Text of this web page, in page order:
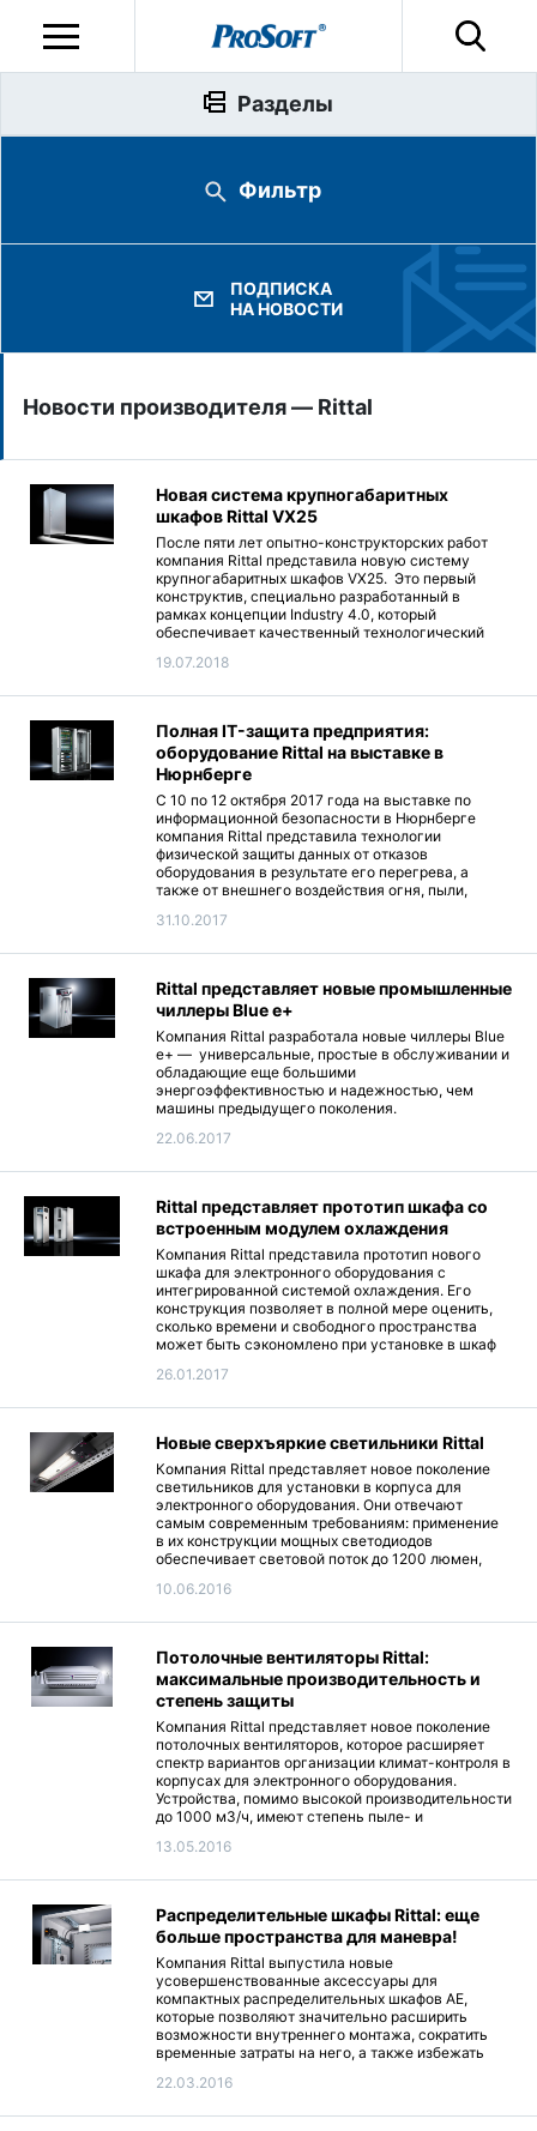
Новости производителя — Rittal
Новая система крупногабаритных
шкафов Rittal VX25
После пяти лет опытно-конструкторских работ
компания Rittal представила новую систему
крупногабаритных шкафов VX25. Это первый
конструктив, специально разработанный в
рамках концепции Industry 4.0, который
обеспечивает качественный технологический
и производства за счет стопроцентного
19.07.2018
Полная IT-защита предприятия:
оборудование Rittal на выставке в
Нюрнберге
С 10 по 12 октября 2017 года на выставке по
информационной безопасности в Нюрнберге
компания Rittal представила технологии
физической защиты данных от отказов
оборудования в результате его перегрева, а
также от внешнего воздействия огня, пыли,
излучений и несанкционированного доступа
31.10.2017
Rittal представляет новые промышленные
чиллеры Blue e+
Компания Rittal разработала новые чиллеры Blue
e+ — универсальные, простые в обслуживании и
обладающие еще большими
энергоэффективностью и надежностью, чем
машины предыдущего поколения.
22.06.2017
Rittal представляет прототип шкафа со
встроенным модулем охлаждения
Компания Rittal представила прототип нового
шкафа для электронного оборудования с
интегрированной системой охлаждения. Его
конструкция позволяет в полной мере оценить,
сколько времени и свободного пространства
может быть сэкономлено при установке в шкаф
26.01.2017
Новые сверхъяркие светильники Rittal
Компания Rittal представляет новое поколение
светильников для установки в корпуса для
электронного оборудования. Они отвечают
самым современным требованиям: применение
в их конструкции мощных светодиодов
обеспечивает световой поток до 1200 люмен,
энергопотребления. Новые светильники
монтажа.
10.06.2016
Потолочные вентиляторы Rittal:
максимальные производительность и
степень защиты
Компания Rittal представляет новое поколение
потолочных вентиляторов, которое расширяет
спектр вариантов организации климат-контроля в
корпусах для электронного оборудования.
Устройства, помимо высокой производительности
до 1000 м3/ч, имеют степень пыле- и
13.05.2016
Распределительные шкафы Rittal: еще
больше пространства для маневра!
Компания Rittal выпустила новые
усовершенствованные аксессуары для
компактных распределительных шкафов АЕ,
которые позволяют значительно расширить
возможности внутреннего монтажа, сократить
временные затраты на него, а также избежать
степень его защиты.
22.03.2016
Разделы
Фильтр
ПОДПИСКА
НА НОВОСТИ